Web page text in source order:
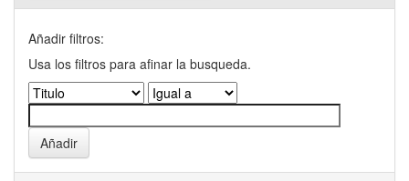
Añadir filtros:
Usa los filtros para afinar la busqueda.